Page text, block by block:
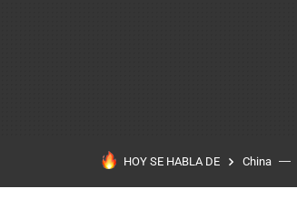
HOY SE HABLA DE China